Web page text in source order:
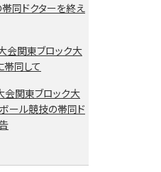
同ドクターを終え
会関東ブロック大
帯同して
関東ブロック大
ボール競技の帯同ド